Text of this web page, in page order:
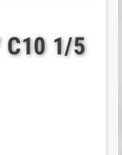
C10 1/5